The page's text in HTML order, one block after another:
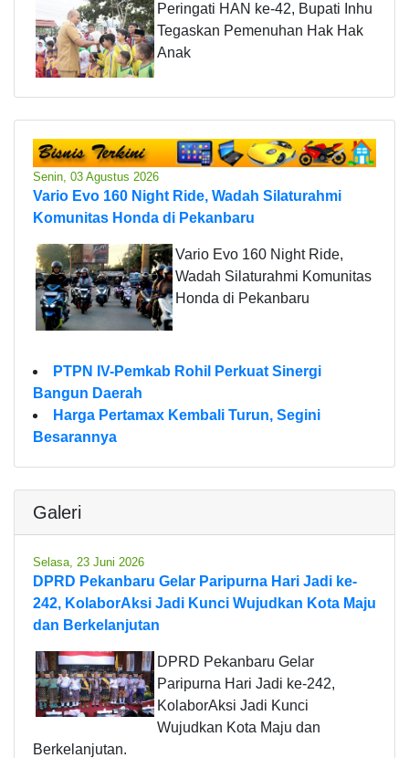
Peringati HAN ke-42, Bupati Inhu
Tegaskan Pemenuhan Hak Hak
Anak
Senin, 03 Agustus 2026
Vario Evo 160 Night Ride, Wadah Silaturahmi
Komunitas Honda di Pekanbaru
Vario Evo 160 Night Ride,
Wadah Silaturahmi Komunitas
Honda di Pekanbaru
PTPN IV-Pemkab Rohil Perkuat Sinergi
Bangun Daerah
Harga Pertamax Kembali Turun, Segini
Besarannya
Galeri
Selasa, 23 Juni 2026
DPRD Pekanbaru Gelar Paripurna Hari Jadi ke-
242, KolaborAksi Jadi Kunci Wujudkan Kota Maju
dan Berkelanjutan
DPRD Pekanbaru Gelar
Paripurna Hari Jadi ke-242,
KolaborAksi Jadi Kunci
Wujudkan Kota Maju dan
Berkelanjutan.